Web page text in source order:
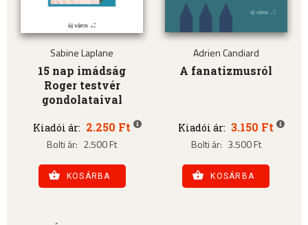
Sabine Laplane
15 nap imádság
Roger testvér
gondolataival
Kiadói ár: 2.250 Ft
Bolti ár: 2.500 Ft
KOSÁRBA
Adrien Candiard
A fanatizmusról
Kiadói ár: 3.150 Ft
Bolti ár: 3.500 Ft
KOSÁRBA